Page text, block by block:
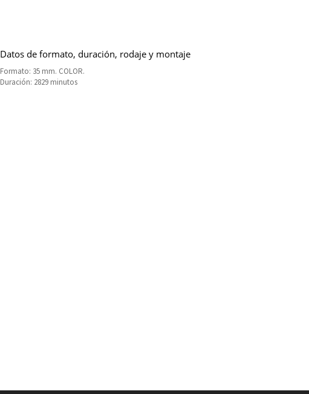
Datos de formato, duración, rodaje y montaje
Formato: 35 mm. COLOR.
Duración: 2829 minutos